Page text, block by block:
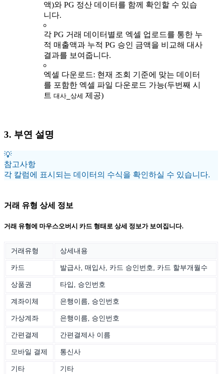
액)와 PG 정산 데이터를 함께 확인할 수 있습
니다.
각 PG 거래 데이터별로 엑셀 업로드를 통한 누
적 매출액과 누적 PG 승인 금액을 비교해 대사
결과를 보여줍니다.
엑셀 다운로드: 현재 조회 기준에 맞는 데이터
를 포함한 엑셀 파일 다운로드 가능(두번째 시
트 대사_상세 제공)
3. 부연 설명
💡
참고사항
각 칼럼에 표시되는 데이터의 수식을 확인하실 수 있습니다.
거래 유형 상세 정보
거래 유형에 마우스오버시 카드 형태로 상세 정보가 보여집니다.
거래유형 상세내용
카드 발급사, 매입사, 카드 승인번호, 카드 할부개월수
상품권 타입, 승인번호
계좌이체 은행이름, 승인번호
가상계좌 은행이름, 승인번호
간편결제 간편결제사 이름
모바일 결제 통신사
기타 기타